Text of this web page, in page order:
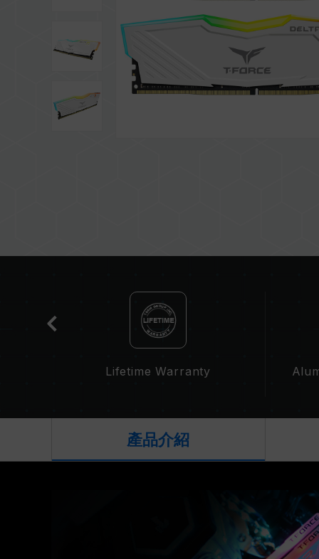
Lifetime Warranty
產品介紹